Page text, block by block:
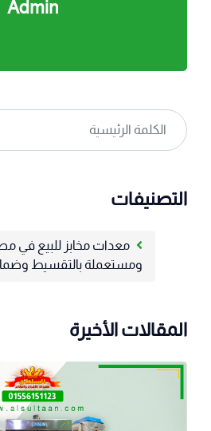
Admin
التصنيفات
ومستعملة بالتقسيط
المقالات الأخيرة